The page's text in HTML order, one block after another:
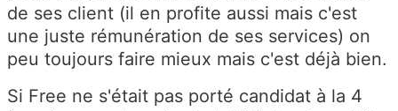
de ses client (il en profite aussi mais c'est
une juste rémunération de ses services) on
peu toujours faire mieux mais c'est déjà bien.
Si Free ne s'était pas porté candidat à la 4